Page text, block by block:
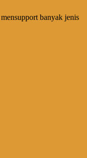
banyak jenis